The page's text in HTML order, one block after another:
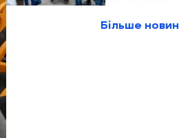
Більше новин